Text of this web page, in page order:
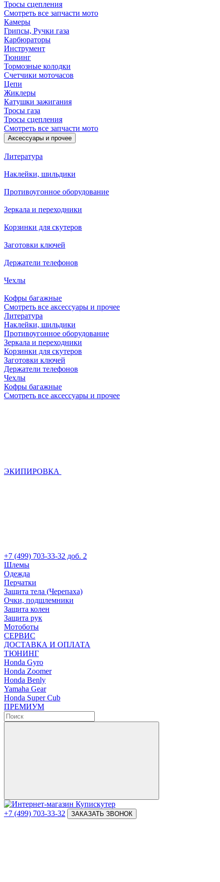
Тросы сцепления
Смотреть все запчасти мото
Камеры
Грипсы, Ручки газа
Карбюраторы
Инструмент
Тюнинг
Тормозные колодки
Счетчики моточасов
Цепи
Жиклеры
Катушки зажигания
Тросы газа
Тросы сцепления
Смотреть все запчасти мото
Аксессуары и прочее
Литература
Наклейки, шильдики
Противоугонное оборудование
Зеркала и переходники
Корзинки для скутеров
Заготовки ключей
Держатели телефонов
Чехлы
Кофры багажные
Смотреть все аксессуары и прочее
Литература
Наклейки, шильдики
Противоугонное оборудование
Зеркала и переходники
Корзинки для скутеров
Заготовки ключей
Держатели телефонов
Чехлы
Кофры багажные
Смотреть все аксессуары и прочее
ЭКИПИРОВКА
+7 (499) 703-33-32 доб. 2
Шлемы
Одежда
Перчатки
Защита тела (Черепаха)
Очки, подшлемники
Защита колен
Защита рук
Мотоботы
СЕРВИС
ДОСТАВКА И ОПЛАТА
ТЮНИНГ
Honda Gyro
Honda Zoomer
Honda Benly
Yamaha Gear
Honda Super Cub
ПРЕМИУМ
+7 (499) 703-33-32 ЗАКАЗАТЬ ЗВОНОК